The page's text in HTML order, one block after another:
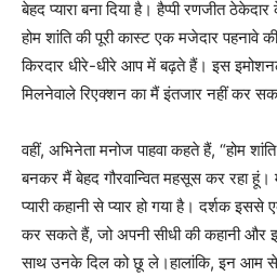
बेहद प्यारा बना दिया है। हैप्पी रणजीत
होम शांति की पूरी कास्ट एक मजेदार
किरदार धीरे-धीरे आप में बढ़ते हैं। इस
मिलनेवाले रिएक्शन का मैं इंतजार नहीं कर
वहीं, अभिनेता मनोज पाहवा कहते हैं, “होम
बनकर मैं बेहद गौरवान्वित महसूस कर रहा
प्यारी कहानी से प्यार हो गया है। दर्शक
कर सकते हैं, जो अपनी सीधी की कहानी और
साथ उनके दिल को छू ले।हालांकि, इन आम से